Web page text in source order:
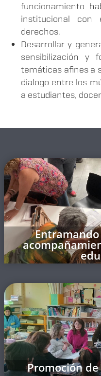
funcionamiento
institucional con
derechos.
Desarrollar y
sensibilización y
temáticas afines a
dialogo entre los
a estudiantes,
Promoción